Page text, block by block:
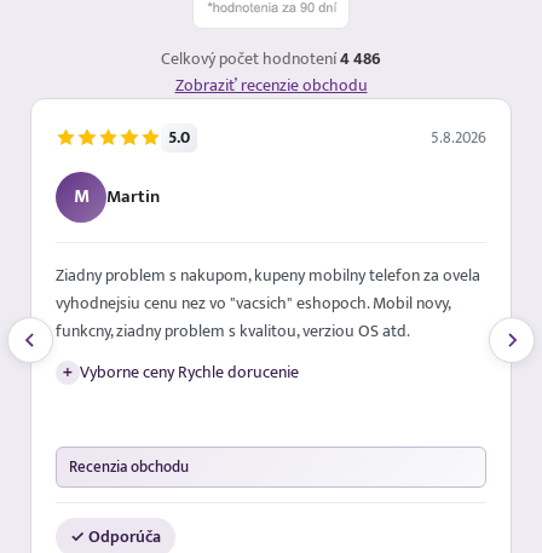
Celkový počet hodnotení4 486
Zobraziť recenzie obchodu
5.0 5.8.2026
M Martin
Ziadny problem s nakupom, kupeny mobilny telefon za ovela
vyhodnejsiu cenu nez vo "vacsich" eshopoch. Mobil novy,
funkcny, ziadny problem s kvalitou, verziou OS atd.
+ Vyborne ceny Rychle dorucenie
Recenzia obchodu
✓ Odporúča